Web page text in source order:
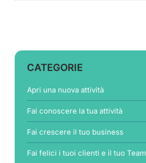
CATEGORIE
Apri una nuova attività
Fai conoscere la tua attività
Fai crescere il tuo business
Fai felici i tuoi clienti e il tuo Team